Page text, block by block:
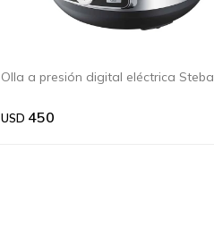
Olla a presión digital eléctrica Steba
USD 450